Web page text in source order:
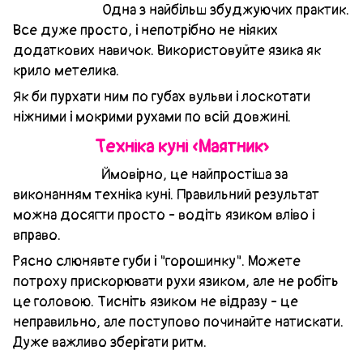
Одна з найбільш збуджуючих практик.
Все дуже просто, і непотрібно не ніяких
додаткових навичок. Використовуйте язика як
крило метелика.
Як би пурхати ним по губах вульви і лоскотати
ніжними і мокрими рухами по всій довжині.
Техніка куні «Маятник»
Ймовірно, це найпростіша за
виконанням техніка куні. Правильний результат
можна досягти просто - водіть язиком вліво і
вправо.
Рясно слюнявте губи і "горошинку". Можете
потроху прискорювати рухи язиком, але не робіть
це головою. Тисніть язиком не відразу - це
неправильно, але поступово починайте натискати.
Дуже важливо зберігати ритм.